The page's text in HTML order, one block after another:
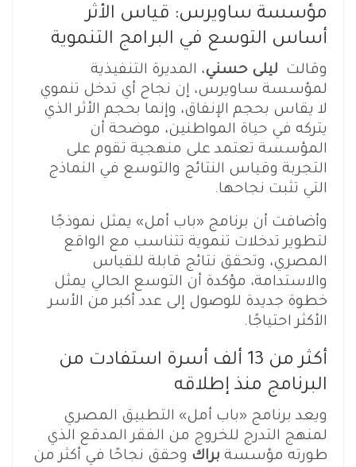
مؤسسة ساويرس: قياس الأثر
أساس التوسع في البرامج التنموية
وقالت ليلى حسني، المديرة التنفيذية
لمؤسسة ساويرس، إن نجاح أي تدخل تنموي
لا يقاس بحجم الإنفاق، وإنما بحجم الأثر الذي
يتركه في حياة المواطنين، موضحة أن
المؤسسة تعتمد على منهجية تقوم على
التجربة وقياس النتائج والتوسع في النماذج
التي تثبت نجاحها.
وأضافت أن برنامج «باب أمل» يمثل نموذجًا
لتطوير تدخلات تنموية تتناسب مع الواقع
المصري، وتحقق نتائج قابلة للقياس
والاستدامة، مؤكدة أن التوسع الحالي يمثل
خطوة جديدة للوصول إلى عدد أكبر من الأسر
الأكثر احتياجًا.
أكثر من 13 ألف أسرة استفادت من
البرنامج منذ إطلاقه
ويعد برنامج «باب أمل» التطبيق المصري
لمنهج التدرج للخروج من الفقر المدقع الذي
طورته مؤسسة براك وحقق نجاحًا في أكثر من